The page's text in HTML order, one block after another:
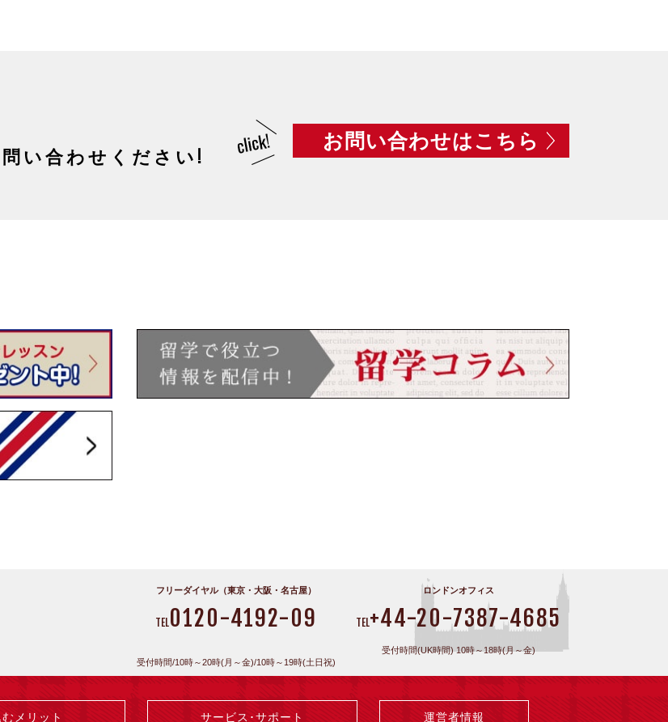
い合わせください!
お問い合わせはこちら
フリーダイヤル（東京・大阪・名古屋）
TEL0120-4192-09
受付時間/10時～20時(月～金)/10時～19時(土日祝)
ロンドンオフィス
TEL+44-20-7387-4685
受付時間(UK時間) 10時～18時(月～金)
メリット サービス･サポート 運営者情報